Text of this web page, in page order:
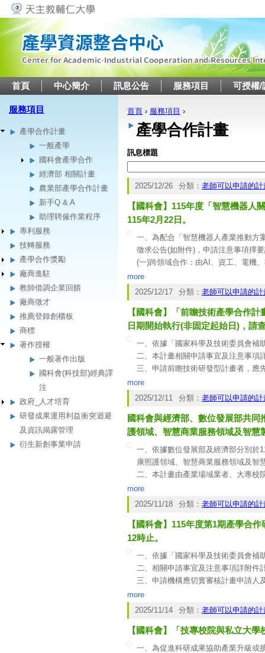
首頁 中心簡介 訊息公告 服務項目 可授權/
服務項目
產學合作計畫
一般產學
國科會產學合作
經濟部 相關計畫
農業部產學合作計畫
新手Q & A
助理聘僱作業程序
專利服務
技轉服務
產學合作獎勵
廠商進駐
教師借調企業回饋
廠商徵才
推薦登錄創櫃板
商標
著作授權
一般著作出版
國科會(科技部)經典譯
注
政府_人才培育
研發成果運用利益衝突迴避
及資訊揭露管理
衍生新創事業申請
您在這裡
首頁 › 服務項目 ›
產學合作計畫
訊息標題
2025/12/26 分類： 老師可以申請的計
【國科會】115年度「智慧機器
115年2月22日。
一、為配合「智慧機器人產業推動方
徵求公告(如附件)，申請注意事項擇
(一)跨領域合作：由AI、資工、電機
名專長於應用場域領域的學者擔任共
(二)產學合作：須邀請技術合作廠商
(三)國際合作：鼓勵與國際上具代表
more
2025/12/17
分類： 老師可以申請的計
【國科會】「前瞻技術產學合作
日期開始執行(非固定起始日)，請
一、依據「國家科學及技術委員會補
二、本計畫相關申請事宜及注意事項
三、申請前瞻技術研發型計畫者，應
四、本計畫屬國科會「產學案」之數
五、為推廣納入多元、公平及包容（
(一)前瞻技術研發型計畫：由執行機
產業維持世界領先地位。
及培育產業技術研發人才，促進產業
(三)領先技術發展型計畫：
more
2025/12/11
分類： 老師可以申請的計
國科會與經濟部、數位發展部共
護領域、智慧商業服務領域及智慧
一、依據數位發展部及經濟部分別於
康照護領域、智慧商業服務領域及智
二、本計畫由產業場域業者、大專校
提案業者如下(詳各領域申請須知)：
(一)健康照護領域：由數位發展部數
(三)智慧製造領域：由經濟部中小及
三、本計畫涉學界部分摘要如下：
(二)計畫期程：自核定公告日起至
(三)計畫經費：學界申請經費補助以
(四)計畫主持人須於之技專校院或私
含目標產業領域實務研究及AI或研發
more
2025/11/18
分類： 老師可以申請的計
【國科會】115年度第1期產學合
12時止。
一、依據「國家科學及技術委員會補
二、相關申請事宜及注意事項詳附件
三、申請機構應切實審核計畫申請人
案彙整送出。
四、本計畫公告受理訊息，亦將同步
more
2025/11/14
分類： 老師可以申請的計
【國科會】「技專校院與私立大
一、為促進科研成果協助產業升級或